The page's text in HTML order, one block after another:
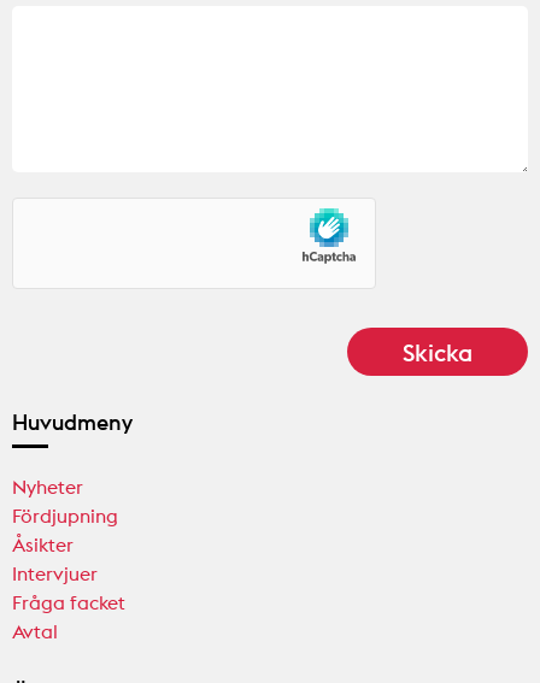
Huvudmeny
Nyheter
Fördjupning
Åsikter
Intervjuer
Fråga facket
Avtal